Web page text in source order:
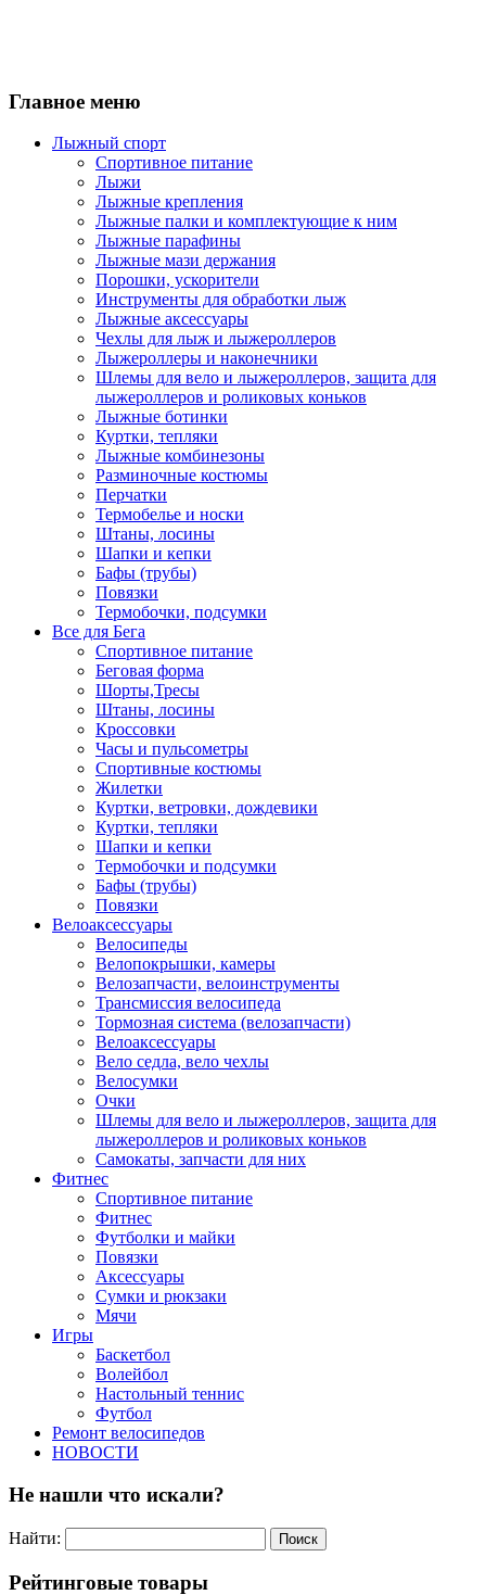
Главное меню
Лыжный спорт
Спортивное питание
Лыжи
Лыжные крепления
Лыжные палки и комплектующие к ним
Лыжные парафины
Лыжные мази держания
Порошки, ускорители
Инструменты для обработки лыж
Лыжные аксессуары
Чехлы для лыж и лыжероллеров
Лыжероллеры и наконечники
Шлемы для вело и лыжероллеров, защита для
лыжероллеров и роликовых коньков
Лыжные ботинки
Куртки, тепляки
Лыжные комбинезоны
Разминочные костюмы
Перчатки
Термобелье и носки
Штаны, лосины
Шапки и кепки
Бафы (трубы)
Повязки
Термобочки, подсумки
Все для Бега
Спортивное питание
Беговая форма
Шорты,Тресы
Штаны, лосины
Кроссовки
Часы и пульсометры
Спортивные костюмы
Жилетки
Куртки, ветровки, дождевики
Куртки, тепляки
Шапки и кепки
Термобочки и подсумки
Бафы (трубы)
Повязки
Велоаксессуары
Велосипеды
Велопокрышки, камеры
Велозапчасти, велоинструменты
Трансмиссия велосипеда
Тормозная система (велозапчасти)
Велоаксессуары
Вело седла, вело чехлы
Велосумки
Очки
Шлемы для вело и лыжероллеров, защита для
лыжероллеров и роликовых коньков
Самокаты, запчасти для них
Фитнес
Спортивное питание
Фитнес
Футболки и майки
Повязки
Аксессуары
Сумки и рюкзаки
Мячи
Игры
Баскетбол
Волейбол
Настольный теннис
Футбол
Ремонт велосипедов
НОВОСТИ
Не нашли что искали?
Найти:
Рейтинговые товары